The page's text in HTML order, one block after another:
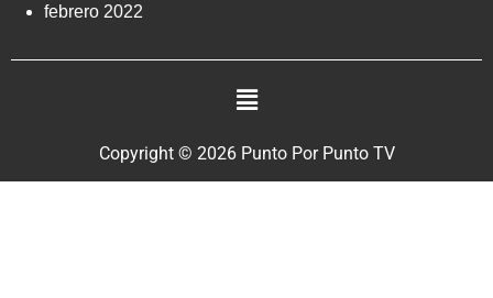
febrero 2022
Copyright © 2026 Punto Por Punto TV